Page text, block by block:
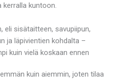
kerralla kuntoon.
eli sisätaitteen, savupiipun,
ja läpivientien kohdalta –
kuin vielä koskaan ennen
kuin aiemmin, joten tilaa